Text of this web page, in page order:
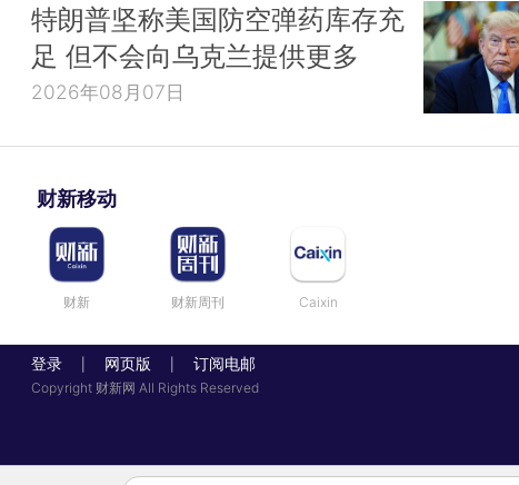
特朗普坚称美国防空弹药库存充
足 但不会向乌克兰提供更多
2026年08月07日
财新移动
财新 财新周刊 Caixin
登录 网页版 订阅电邮
Copyright 财新网 All Rights Reserved